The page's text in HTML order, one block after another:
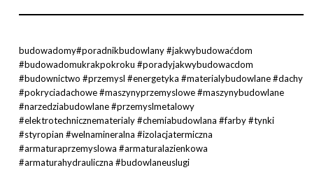
budowadomy#poradnikbudowlany #jakwybudowaćdom
#budowadomukrakpokroku #poradyjakwybudowacdom
#budownictwo #przemysl #energetyka #materialybudowlane #dachy
#pokryciadachowe #maszynyprzemyslowe #maszynybudowlane
#narzedziabudowlane #przemyslmetalowy
#elektrotechnicznematerialy #chemiabudowlana #farby #tynki
#styropian #welnamineralna #izolacjatermiczna
#armaturaprzemyslowa #armaturalazienkowa
#armaturahydrauliczna #budowlaneuslugi